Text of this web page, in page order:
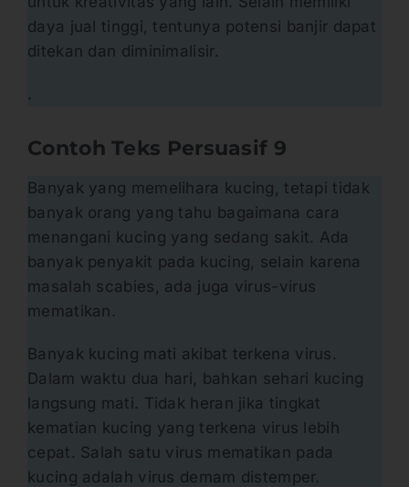
daya jual tinggi, tentunya potensi banjir dapat
ditekan dan diminimalisir.
.
Contoh Teks Persuasif 9
Banyak yang memelihara kucing, tetapi tidak
banyak orang yang tahu bagaimana cara
menangani kucing yang sedang sakit. Ada
banyak penyakit pada kucing, selain karena
masalah scabies, ada juga virus-virus
mematikan.
Banyak kucing mati akibat terkena virus.
Dalam waktu dua hari, bahkan sehari kucing
langsung mati. Tidak heran jika tingkat
kematian kucing yang terkena virus lebih
cepat. Salah satu virus mematikan pada
kucing adalah virus demam distemper.